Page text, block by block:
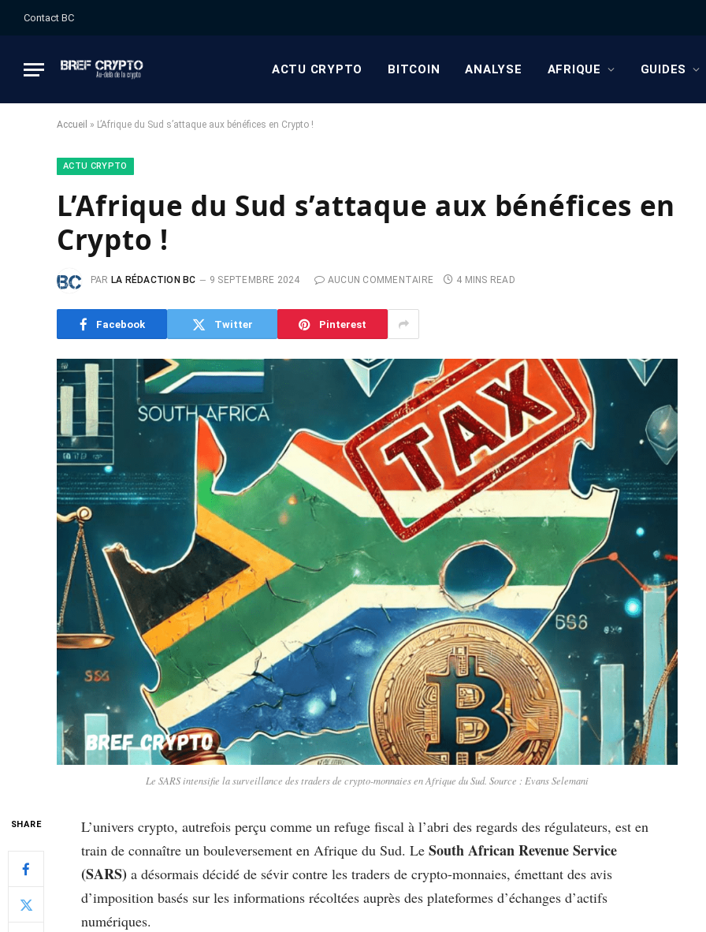
Contact BC
ACTU CRYPTO BITCOIN ANALYSE AFRIQUE GUIDES
Accueil » L’Afrique du Sud s’attaque aux bénéfices en Crypto !
ACTU CRYPTO
L’Afrique du Sud s’attaque aux bénéfices en
Crypto !
PAR LA RÉDACTION BC 9 SEPTEMBRE 2024 AUCUN COMMENTAIRE 4 MINS READ
Facebook Twitter Pinterest
Le SARS intensifie la surveillance des traders de crypto-monnaies en Afrique du Sud. Source : Evans Selemani
SHARE
L’univers crypto, autrefois perçu comme un refuge fiscal à l’abri des regards des régulateurs, est en
train de connaître un bouleversement en Afrique du Sud. Le South African Revenue Service
(SARS) a désormais décidé de sévir contre les traders de crypto-monnaies, émettant des avis
d’imposition basés sur les informations récoltées auprès des plateformes d’échanges d’actifs
numériques.